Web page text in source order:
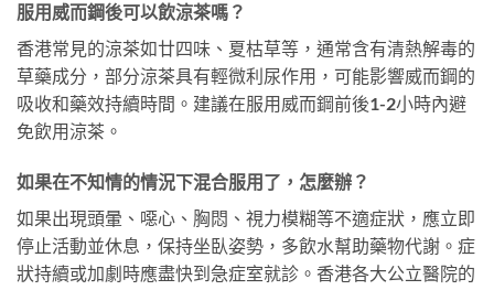
服用威而鋼後可以飲涼茶嗎？
香港常見的涼茶如廿四味、夏枯草等，通常含有清熱解毒的
草藥成分，部分涼茶具有輕微利尿作用，可能影響威而鋼的
吸收和藥效持續時間。建議在服用威而鋼前後1-2小時內避
免飲用涼茶。
如果在不知情的情況下混合服用了，怎麼辦？
如果出現頭暈、噁心、胸悶、視力模糊等不適症狀，應立即
停止活動並休息，保持坐臥姿勢，多飲水幫助藥物代謝。症
狀持續或加劇時應盡快到急症室就診。香港各大公立醫院的